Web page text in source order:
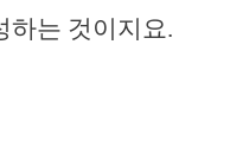
하는 것이지요.